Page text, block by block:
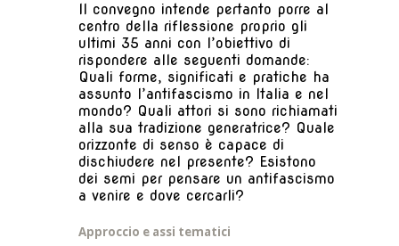
Il convegno intende pertanto porre al
centro della riflessione proprio gli
ultimi 35 anni con l’obiettivo di
rispondere alle seguenti domande:
Quali forme, significati e pratiche ha
assunto l’antifascismo in Italia e nel
mondo? Quali attori si sono richiamati
alla sua tradizione generatrice? Quale
orizzonte di senso è capace di
dischiudere nel presente? Esistono
dei semi per pensare un antifascismo
a venire e dove cercarli?
Approccio e assi tematici